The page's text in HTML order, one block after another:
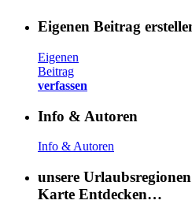
Eigenen Beitrag
Eigenen
Beitrag
verfassen
Info & Autoren
Info & Autoren
unsere
Karte Entdecken…